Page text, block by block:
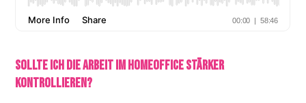
Sollte ich die Arbeit im Homeoffice stärker
kontrollieren?